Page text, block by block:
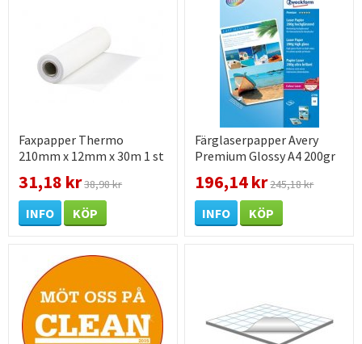
Faxpapper Thermo
210mm x 12mm x 30m 1 st
/ förpackning
31,18 kr38,98 kr
INFO KÖP
Färglaserpapper Avery
Premium Glossy A4 200gr
100 st / förpackning
196,14 kr245,18 kr
INFO KÖP